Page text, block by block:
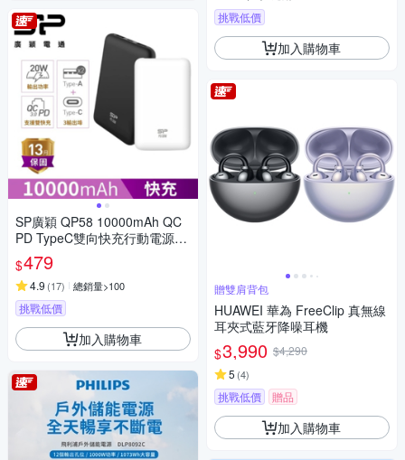
SP廣穎 QP58 10000mAh QC
PD TypeC雙向快充行動電源_
具Wh標示
$479
4.9 (17) 總銷量>100
挑戰低價
加入購物車
挑戰低價
加入購物車
贈雙肩背包
HUAWEI 華為 FreeClip 真無線
耳夾式藍牙降噪耳機
$3,990 $4,290
5 (4)
挑戰低價 贈品
加入購物車